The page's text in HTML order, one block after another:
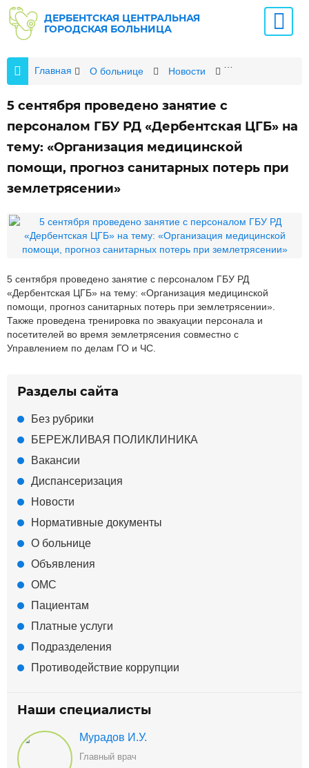
ДЕРБЕНТСКАЯ ЦЕНТРАЛЬНАЯ
ГОРОДСКАЯ БОЛЬНИЦА
Главная О больнице Новости 5 сентября
5 сентября проведено занятие с
персоналом ГБУ РД «Дербентская ЦГБ» на
тему: «Организация медицинской
помощи, прогноз санитарных потерь при
землетрясении»
5 сентября проведено занятие с персоналом ГБУ РД
«Дербентская ЦГБ» на тему: «Организация медицинской
помощи, прогноз санитарных потерь при землетрясении».
Также проведена тренировка по эвакуации персонала и
посетителей во время землетрясения совместно с
Управлением по делам ГО и ЧС.
Разделы сайта
Без рубрики
БЕРЕЖЛИВАЯ ПОЛИКЛИНИКА
Вакансии
Диспансеризация
Новости
Нормативные документы
О больнице
Объявления
ОМС
Пациентам
Платные услуги
Подразделения
Противодействие коррупции
Наши специалисты
Мурадов И.У.
Главный врач